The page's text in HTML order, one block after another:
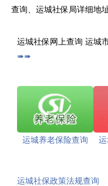
查询、运城社保局详细地
运城社保网上查询 运城
➠➠
运城养老保险查询
运城社保政策法规查询